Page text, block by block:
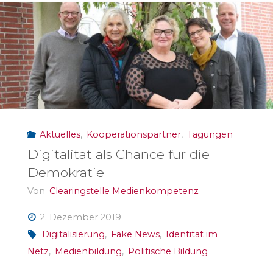
2019"
Aktuelles, Kooperationspartner, Tagungen
Digitalität als Chance für die
Demokratie
Von Clearingstelle Medienkompetenz
2. Dezember 2019
Digitalisierung, Fake News, Identität im
Netz, Medienbildung, Politische Bildung